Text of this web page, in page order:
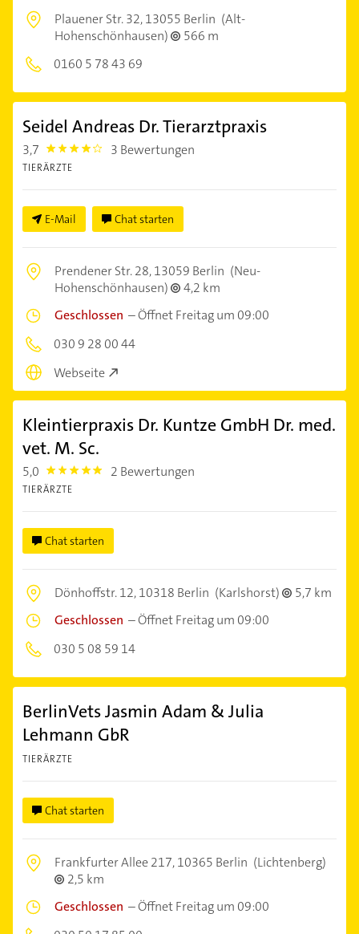
Plauener Str. 32,13055 Berlin (Alt-
Hohenschönhausen)
566 m
0160 5 78 43 69
Seidel Andreas Dr. Tierarztpraxis
3,7 3.7 3 Bewertungen
TIERÄRZTE
E-Mail Chat starten
Prendener Str. 28,13059 Berlin (Neu-
Hohenschönhausen)
4,2 km
Geschlossen –Öffnet Freitag um 09:00
030 9 28 00 44
Webseite
Kleintierpraxis Dr. Kuntze GmbH Dr. med.
vet. M. Sc.
5,0 5.0 2 Bewertungen
TIERÄRZTE
Chat starten
Dönhoffstr. 12,10318 Berlin (Karlshorst)
5,7 km
Geschlossen –Öffnet Freitag um 09:00
030 5 08 59 14
BerlinVets Jasmin Adam & Julia
Lehmann GbR
TIERÄRZTE
Chat starten
Frankfurter Allee 217,10365 Berlin (Lichtenberg)
2,5 km
Geschlossen –Öffnet Freitag um 09:00